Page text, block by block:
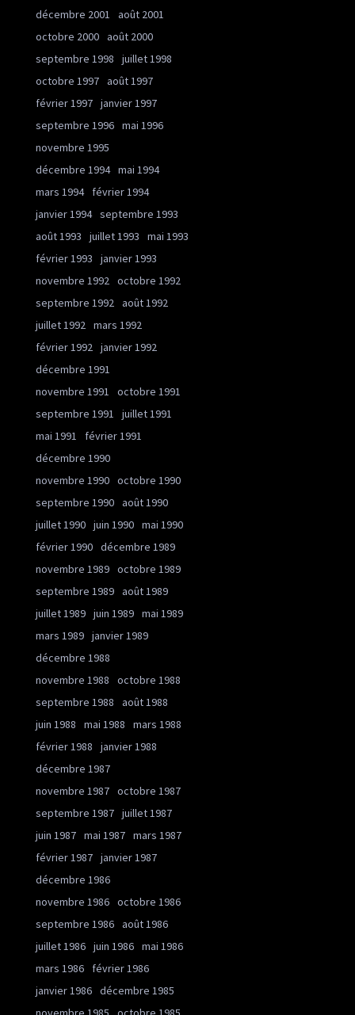
décembre 2001
août 2001
octobre 2000 août 2000
septembre 1998
juillet 1998
octobre 1997 août 1997
février 1997 janvier 1997
septembre 1996 mai 1996
novembre 1995
décembre 1994 mai 1994
mars 1994
février 1994
janvier 1994 septembre 1993
août 1993
juillet 1993
mai 1993
février 1993
janvier 1993
novembre 1992 octobre 1992
septembre 1992 août 1992
juillet 1992 mars 1992
février 1992 janvier 1992
décembre 1991
novembre 1991
octobre 1991
septembre 1991
juillet 1991
mai 1991
février 1991
décembre 1990
novembre 1990 octobre 1990
septembre 1990 août 1990
juillet 1990 juin 1990 mai 1990
février 1990 décembre 1989
novembre 1989 octobre 1989
septembre 1989 août 1989
juillet 1989 juin 1989 mai 1989
mars 1989 janvier 1989
décembre 1988
novembre 1988
octobre 1988
septembre 1988
août 1988
juin 1988
mai 1988
mars 1988
février 1988
janvier 1988
décembre 1987
novembre 1987 octobre 1987
septembre 1987 juillet 1987
juin 1987 mai 1987 mars 1987
février 1987 janvier 1987
décembre 1986
novembre 1986 octobre 1986
septembre 1986 août 1986
juillet 1986 juin 1986 mai 1986
mars 1986
février 1986
janvier 1986 décembre 1985